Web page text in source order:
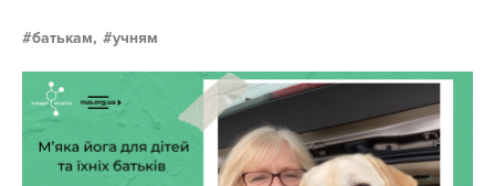
батькам, учням